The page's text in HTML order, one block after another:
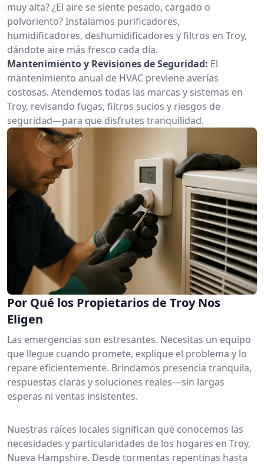
muy alta? ¿El aire se siente pesado, cargado o
polvoriento? Instalamos purificadores,
humidificadores, deshumidificadores y filtros en Troy,
dándote aire más fresco cada día.
Mantenimiento y Revisiones de Seguridad: El
mantenimiento anual de HVAC previene averías
costosas. Atendemos todas las marcas y sistemas en
Troy, revisando fugas, filtros sucios y riesgos de
seguridad—para que disfrutes tranquilidad.
Por Qué los Propietarios de Troy Nos
Eligen
Las emergencias son estresantes. Necesitas un equipo
que llegue cuando promete, explique el problema y lo
repare eficientemente. Brindamos presencia tranquila,
respuestas claras y soluciones reales—sin largas
esperas ni ventas insistentes.
Nuestras raíces locales significan que conocemos las
necesidades y particularidades de los hogares en Troy,
Nueva Hampshire. Desde tormentas repentinas hasta